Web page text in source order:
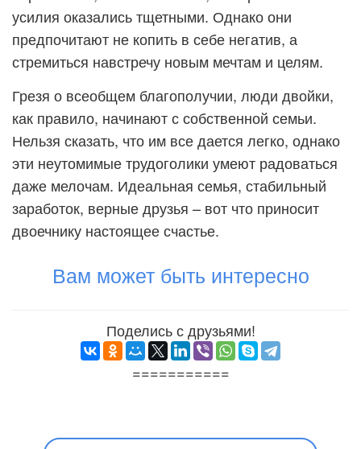
усилия оказались тщетными. Однако они
предпочитают не копить в себе негатив, а
стремиться навстречу новым мечтам и целям.
Грезя о всеобщем благополучии, люди двойки,
как правило, начинают с собственной семьи.
Нельзя сказать, что им все дается легко, однако
эти неутомимые трудоголики умеют радоваться
даже мелочам. Идеальная семья, стабильный
заработок, верные друзья – вот что приносит
двоечнику настоящее счастье.
Вам может быть интересно
Поделись с друзьями!
===========